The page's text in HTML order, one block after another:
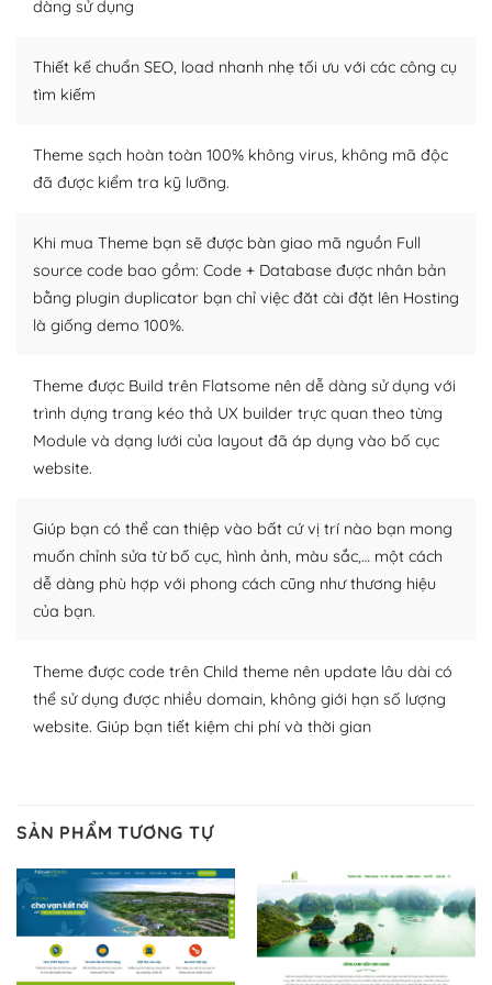
– Sở hữu một cộng đồng lớn, sẵn sàng hỗ trợ
khổng lồ được kiểm duyệt bởi các nhân viên và những
người cuồng tín WordPress.
Nếu bạn gặp khó khăn, bạn có thể lên mạng và tìm
kiếm những cộng đồng WordPress, họ sẽ giúp bạn trả
lời, giải đáp vấn đề của bạn.
Cộng đồng sử dụng WordPress sẵn sàng hỗ trợ bạn
– Đa dạng plugin và themes
Plugin mở rộng là thành phần cài đặt thêm vào
WordPress để tăng thêm các tính năng cần thiết. Có
nhiều plugin trả phí hoặc miễn phí.
Nhờ lượng người dùng đông đảo, thư viện themes và
plugin của WordPress rất phong phú. Bạn có thể thỏa
thích chọn lựa plugin và themes phù hợp cho mục đích
lập website của mình.
– Dễ sử dụng
Và bạn có toàn quyền tự do khi quyết định nơi lưu trữ
trang web WordPress của bạn.
Dễ dàng lựa chọn Hosting cho website WordPress
– Bảo mật cực tốt
dàng sử dụng
Thiết kế chuẩn SEO, load nhanh nhẹ tối ưu với các công cụ
tìm kiếm
Theme sạch hoàn toàn 100% không virus, không mã độc
đã được kiểm tra kỹ lưỡng.
Khi mua Theme bạn sẽ được bàn giao mã nguồn Full
source code bao gồm: Code + Database được nhân bản
bằng plugin duplicator bạn chỉ việc đăt cài đặt lên Hosting
là giống demo 100%.
Theme được Build trên Flatsome nên dễ dàng sử dụng với
trình dựng trang kéo thả UX builder trực quan theo từng
Module và dạng lưới của layout đã áp dụng vào bố cục
website.
Giúp bạn có thể can thiệp vào bất cứ vị trí nào bạn mong
muốn chỉnh sửa từ bố cục, hình ảnh, màu sắc,… một cách
dễ dàng phù hợp với phong cách cũng như thương hiệu
của bạn.
Theme được code trên Child theme nên update lâu dài có
thể sử dụng được nhiều domain, không giới hạn số lượng
website. Giúp bạn tiết kiệm chi phí và thời gian
SẢN PHẨM TƯƠNG TỰ